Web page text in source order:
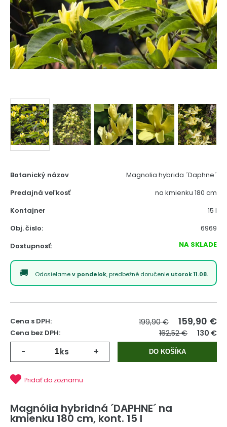
Botanický názov
Magnolia hybrida ´Daphne´
Predajná veľkosť
na kmienku 180 cm
Kontajner
15 l
Obj. čislo:
6969
Dostupnosť:
NA SKLADE
Odosielamev pondelok, predbežné doručenie utorok 11.08.
Cena s DPH: 199,90 € 159,90 €
Cena bez DPH: 162,52 € 130 €
- ks + DO KOŠÍKA
Pridať do zoznamu
Magnólia hybridná ´DAPHNE´ na
kmienku 180 cm, kont. 15 l